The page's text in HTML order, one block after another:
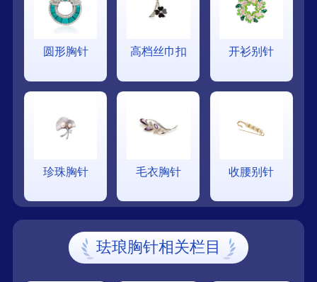
圆形胸针 高档丝巾扣 开衫别针
珍珠胸针 毛衣胸针 收腰别针
珐琅胸针相关栏目